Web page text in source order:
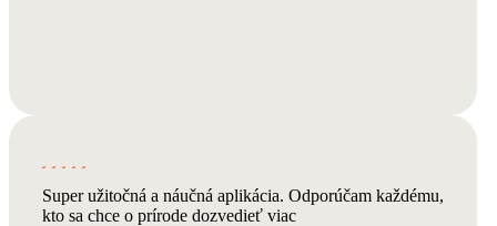
Super užitočná a náučná aplikácia. Odporúčam každému,
kto sa chce o prírode dozvedieť viac